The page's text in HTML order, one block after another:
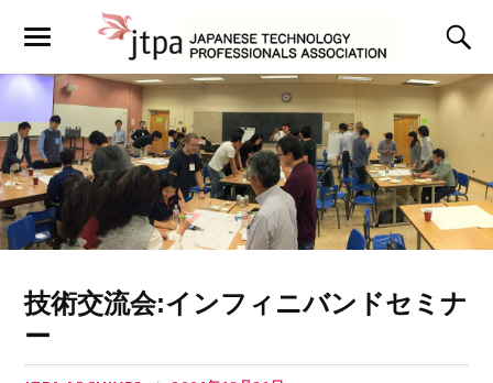
技術交流会:インフィニバンドセミナ
ー